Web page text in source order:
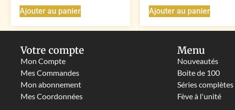
Ajouter au panier Ajouter au panier
Votre compte
Mon Compte
Mes Commandes
Mon abonnement
Mes Coordonnées
Menu
Nouveautés
Boite de 100
Séries complètes
Fève à l'unité